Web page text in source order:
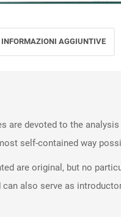
INFORMAZIONI AGGIUNTIVE
are devoted to the
self-contained way
are original, but no
can also serve as